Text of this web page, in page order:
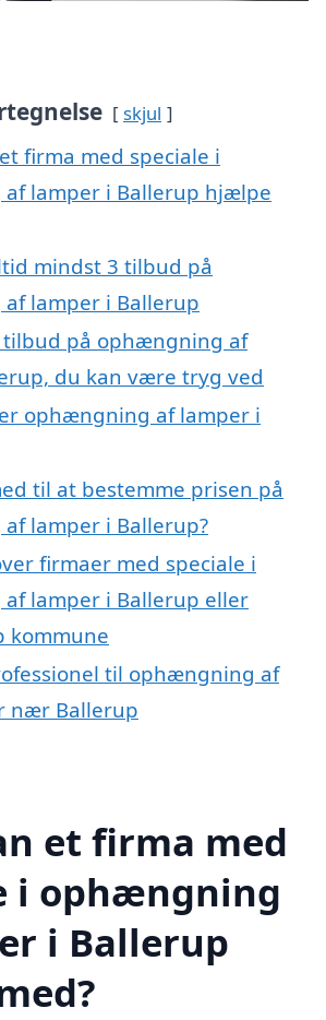
skjul
firma med speciale i
lamper i Ballerup hjælpe
mindst 3 tilbud på
lamper i Ballerup
tilbud på ophængning af
du kan være tryg ved
ophængning af lamper i
til at bestemme prisen på
lamper i Ballerup?
firmaer med speciale i
lamper i Ballerup eller
kommune
til ophængning af
nær Ballerup
et firma med
i ophængning
i Ballerup